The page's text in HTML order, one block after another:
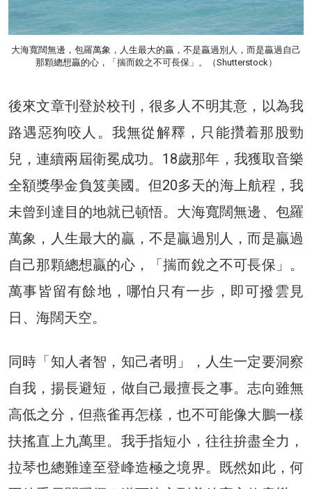
大海寬闊無邊，包羅萬象，人生最大的贏，不是贏過別人，而是贏過自己
那顆總想贏的心，「揣而銳之不可長保」。（Shutterstock）
後來文章刊登於校刊，很多人不明其意，以為我
路遇惡狗咬人。我無從解釋，只能攢着那股勁
兒，連續兩屆衛冕成功。18歲那年，我獲取音樂
全額獎學金負笈美國。但20多天的海上航程，我
未曾到達目的地就已頓悟。大海寬闊無邊、包羅
萬象，人生最大的贏，不是贏過別人，而是贏過
自己那顆總想贏的心，「揣而銳之不可長保」。
萬事皆留有餘地，哪怕只有一步，即可撥雲見
日、海闊天空。
同時「知人者智，知己者明」，人生一定要洞察
自我，揚長避短，做自己最擅長之事。志向雖無
高低之分，但燕雀再怎樣，也不可能像大鵬一樣
扶搖直上九萬里。我手指短小，往往拚盡全力，
拉琴也總難達至登峰造極之境界。既然如此，何